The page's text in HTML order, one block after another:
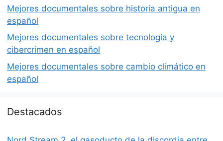
Mejores documentales sobre historia antigua en
español
Mejores documentales sobre tecnología y
cibercrimen en español
Mejores documentales sobre cambio climático en
español
Destacados